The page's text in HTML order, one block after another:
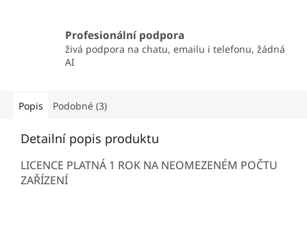
Profesionální podpora
živá podpora na chatu, emailu i telefonu, žádná
AI
Popis Podobné (3)
Detailní popis produktu
LICENCE PLATNÁ 1 ROK NA NEOMEZENÉM POČTU
ZAŘÍZENÍ